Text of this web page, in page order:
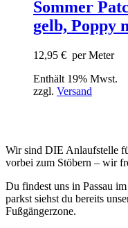
Sommer
gelb, Poppy
12,95 € per Meter
Enthält 19% Mwst.
zzgl. Versand
Wir sind DIE Anlaufstelle
vorbei zum Stöbern – wir
Du findest uns in Passau
parkst siehst du bereits
Fußgängerzone.